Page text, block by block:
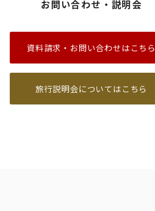
お問い合わせ・説明会
資料請求・お問い合わせはこちら
旅行説明会についてはこちら